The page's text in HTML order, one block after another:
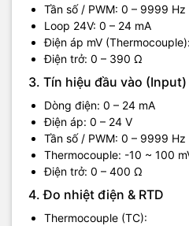
Tần số / PWM: 0 – 9999 Hz
Loop 24V: 0 – 24 mA
Điện áp mV
Điện trở: 0 – 390 Ω
3. Tín hiệu đầu vào (Input)
Dòng điện: 0 – 24 mA
Điện áp: 0 – 24 V
Tần số / PWM: 0 – 9999 Hz
Thermocouple: -10 ~ 100
Điện trở: 0 – 400 Ω
4. Đo nhiệt điện & RTD
Thermocouple (TC):